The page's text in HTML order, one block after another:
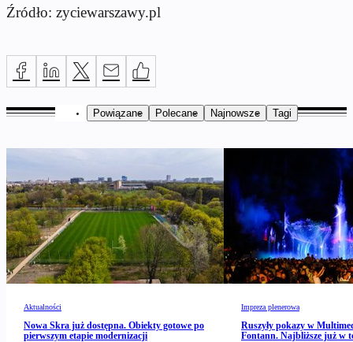
Źródło: zyciewarszawy.pl
Powiązane Polecane Najnowsze Tagi
Aktualności
Nowa Skra już dostępna. Obiekty gotowe po
pierwszym etapie modernizacji
Impreza plenerowa
Ruszyły pokazy w
Fontann. Najbliższe już w